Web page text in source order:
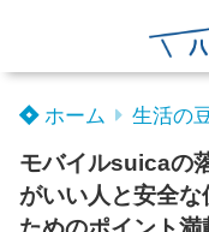
ホーム 生活の
モバイルsuicaの
がいい人と安全